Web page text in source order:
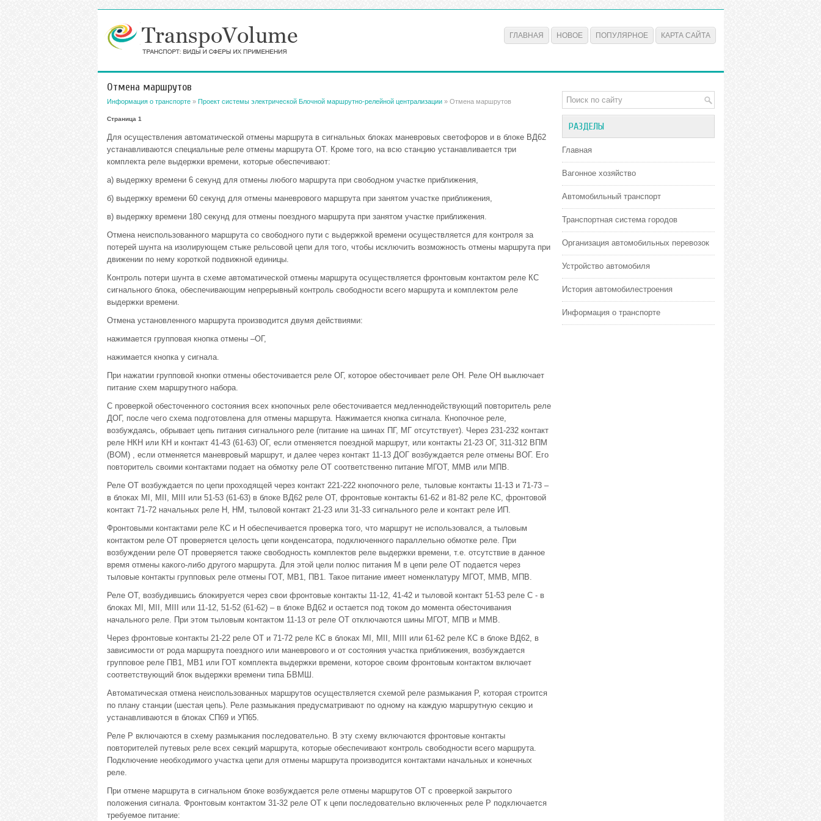
ГЛАВНАЯ НОВОЕ ПОПУЛЯРНОЕ КАРТА САЙТА
Отмена маршрутов
Информация о транспорте» Проект системы электрической Блочной маршрутно-релейной централизации» Отмена маршрутов
Страница 1
Для осуществления автоматической отмены маршрута в сигнальных блоках маневровых светофоров и в блоке ВД62
устанавливаются специальные реле отмены маршрута ОТ. Кроме того, на всю станцию устанавливается три
комплекта реле выдержки времени, которые обеспечивают:
а) выдержку времени 6 секунд для отмены любого маршрута при свободном участке приближения,
б) выдержку времени 60 секунд для отмены маневрового маршрута при занятом участке приближения,
в) выдержку времени 180 секунд для отмены поездного маршрута при занятом участке приближения.
Отмена неиспользованного маршрута со свободного пути с выдержкой времени осуществляется для контроля за
потерей шунта на изолирующем стыке рельсовой цепи для того, чтобы исключить возможность отмены маршрута при
движении по нему короткой подвижной единицы.
Контроль потери шунта в схеме автоматической отмены маршрута осуществляется фронтовым контактом реле КС
сигнального блока, обеспечивающим непрерывный контроль свободности всего маршрута и комплектом реле
выдержки времени.
Отмена установленного маршрута производится двумя действиями:
нажимается групповая кнопка отмены –ОГ,
нажимается кнопка у сигнала.
При нажатии групповой кнопки отмены обесточивается реле ОГ, которое обесточивает реле ОН. Реле ОН выключает
питание схем маршрутного набора.
С проверкой обесточенного состояния всех кнопочных реле обесточивается медленнодействующий повторитель реле
ДОГ, после чего схема подготовлена для отмены маршрута. Нажимается кнопка сигнала. Кнопочное реле,
возбуждаясь, обрывает цепь питания сигнального реле (питание на шинах ПГ, МГ отсутствует). Через 231-232 контакт
реле НКН или КН и контакт 41-43 (61-63) ОГ, если отменяется поездной маршрут, или контакты 21-23 ОГ, 311-312 ВПМ
(ВОМ) , если отменяется маневровый маршрут, и далее через контакт 11-13 ДОГ возбуждается реле отмены ВОГ. Его
повторитель своими контактами подает на обмотку реле ОТ соответственно питание МГОТ, ММВ или МПВ.
Реле ОТ возбуждается по цепи проходящей через контакт 221-222 кнопочного реле, тыловые контакты 11-13 и 71-73 –
в блоках МI, МII, МIII или 51-53 (61-63) в блоке ВД62 реле ОТ, фронтовые контакты 61-62 и 81-82 реле КС, фронтовой
контакт 71-72 начальных реле Н, НМ, тыловой контакт 21-23 или 31-33 сигнального реле и контакт реле ИП.
Фронтовыми контактами реле КС и Н обеспечивается проверка того, что маршрут не использовался, а тыловым
контактом реле ОТ проверяется целость цепи конденсатора, подключенного параллельно обмотке реле. При
возбуждении реле ОТ проверяется также свободность комплектов реле выдержки времени, т.е. отсутствие в данное
время отмены какого-либо другого маршрута. Для этой цели полюс питания М в цепи реле ОТ подается через
тыловые контакты групповых реле отмены ГОТ, МВ1, ПВ1. Такое питание имеет номенклатуру МГОТ, ММВ, МПВ.
Реле ОТ, возбудившись блокируется через свои фронтовые контакты 11-12, 41-42 и тыловой контакт 51-53 реле С - в
блоках МI, МII, МIII или 11-12, 51-52 (61-62) – в блоке ВД62 и остается под током до момента обесточивания
начального реле. При этом тыловым контактом 11-13 от реле ОТ отключаются шины МГОТ, МПВ и ММВ.
Через фронтовые контакты 21-22 реле ОТ и 71-72 реле КС в блоках МI, МII, МIII или 61-62 реле КС в блоке ВД62, в
зависимости от рода маршрута поездного или маневрового и от состояния участка приближения, возбуждается
групповое реле ПВ1, МВ1 или ГОТ комплекта выдержки времени, которое своим фронтовым контактом включает
соответствующий блок выдержки времени типа БВМШ.
Автоматическая отмена неиспользованных маршрутов осуществляется схемой реле размыкания Р, которая строится
по плану станции (шестая цепь). Реле размыкания предусматривают по одному на каждую маршрутную секцию и
устанавливаются в блоках СП69 и УП65.
Реле Р включаются в схему размыкания последовательно. В эту схему включаются фронтовые контакты
повторителей путевых реле всех секций маршрута, которые обеспечивают контроль свободности всего маршрута.
Подключение необходимого участка цепи для отмены маршрута производится контактами начальных и конечных
реле.
При отмене маршрута в сигнальном блоке возбуждается реле отмены маршрутов ОТ с проверкой закрытого
положения сигнала. Фронтовым контактом 31-32 реле ОТ к цепи последовательно включенных реле Р подключается
требуемое питание:
РАЗДЕЛЫ
Главная
Вагонное хозяйство
Автомобильный транспорт
Транспортная система городов
Организация автомобильных перевозок
Устройство автомобиля
История автомобилестроения
Информация о транспорте